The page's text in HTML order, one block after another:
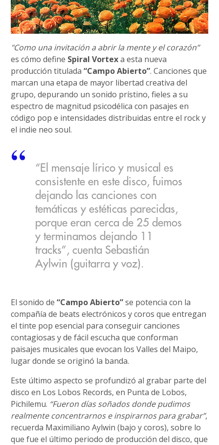
"Como una invitación a abrir la mente y el corazón”
es cómo define Spiral Vortexa esta nueva
producción titulada“Campo Abierto”. Canciones que
marcan una etapa de mayor libertad creativa del
grupo, depurando un sonido prístino, fieles a su
espectro de magnitud psicodélica con pasajes en
código pop e intensidades distribuidas entre el rock y
el indie neo soul.
“El mensaje lírico y musical es
consistente en este disco, fuimos
dejando las canciones con
temáticas y estéticas parecidas,
porque eran cerca de 25 demos
y terminamos dejando 11
tracks”, cuenta Sebastián
Aylwin (guitarra y voz).
El sonido de“Campo Abierto”se potencia con la
compañía de beats electrónicos y coros que entregan
el tinte pop esencial para conseguir canciones
contagiosas y de fácil escucha que conforman
paisajes musicales que evocan los Valles del Maipo,
lugar donde se originó la banda.
Este último aspecto se profundizó al grabar parte del
disco en Los Lobos Records, en Punta de Lobos,
Pichilemu. “Fueron días soñados donde pudimos
realmente concentrarnos e inspirarnos para grabar”,
recuerda Maximiliano Aylwin (bajo y coros), sobre lo
que fue el último periodo de producción del disco, que